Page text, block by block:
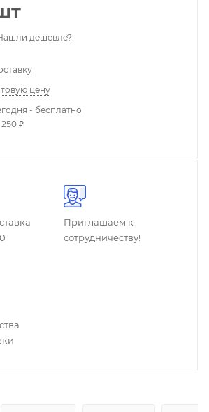
дешевле?
цену
- бесплатно
₽
Приглашаем к
сотрудничеству!